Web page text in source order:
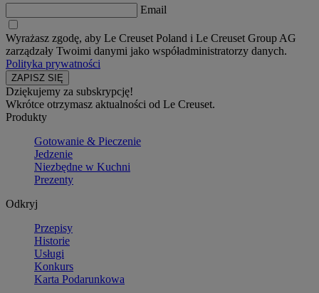
Email
Wyrażasz zgodę, aby Le Creuset Poland i Le Creuset Group AG
zarządzały Twoimi danymi jako współadministratorzy danych.
Polityka prywatności
Dziękujemy za subskrypcję!
Wkrótce otrzymasz aktualności od Le Creuset.
Produkty
Gotowanie & Pieczenie
Jedzenie
Niezbędne w Kuchni
Prezenty
Odkryj
Przepisy
Historie
Usługi
Konkurs
Karta Podarunkowa